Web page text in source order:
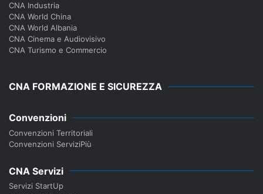
CNA Industria
CNA World China
CNA World Albania
CNA Cinema e Audiovisivo
CNA Turismo e Commercio
CNA FORMAZIONE E SICUREZZA
Convenzioni
Convenzioni Territoriali
Convenzioni ServiziPiù
CNA Servizi
Servizi StartUp